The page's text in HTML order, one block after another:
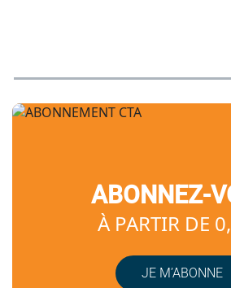
ABONNEZ-
À PARTIR DE
JE M’ABONNE